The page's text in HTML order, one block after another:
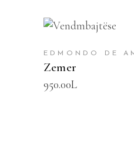
SHTOJE
EDMONDO DE
Zemer
950.00L